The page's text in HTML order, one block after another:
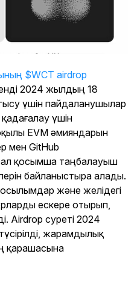
$WCT airdrop
2024 жылдың 18
үшін пайдаланушылар
үшін
EVM әмияндарын
мен GitHub
қосымша таңбалауыш
байланыстыра алады.
және желідегі
ескере отырып,
Airdrop суреті 2024
жарамдылық
қарашасына